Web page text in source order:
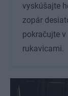
vyskúšajte
zopár
pokračujte
rukavicami.